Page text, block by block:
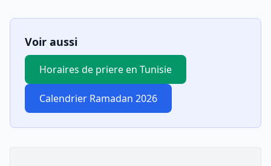
Voir aussi
Horaires de priere en Tunisie
Calendrier Ramadan 2026